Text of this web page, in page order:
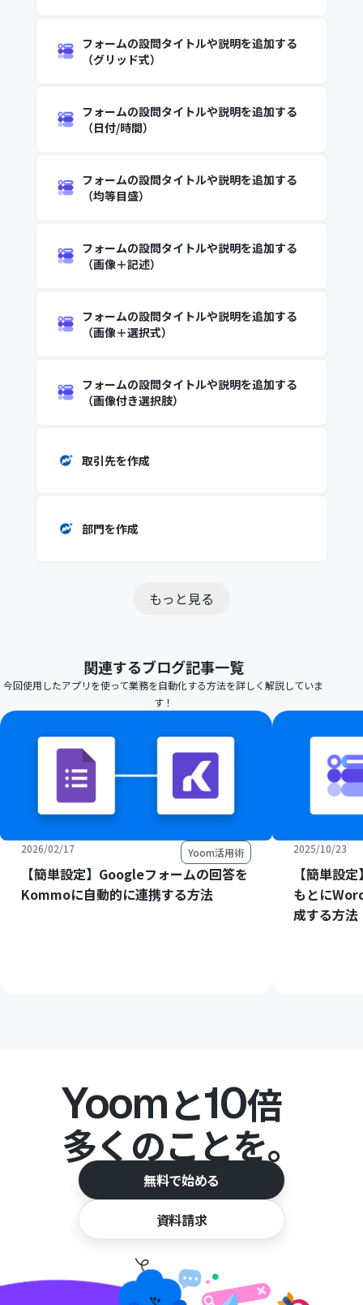
フォームの設問タイトルや説明を追加する
（グリッド式）
フォームの設問タイトルや説明を追加する
（日付/時間）
フォームの設問タイトルや説明を追加する
（均等目盛）
フォームの設問タイトルや説明を追加する
（画像＋記述）
フォームの設問タイトルや説明を追加する
（画像＋選択式）
フォームの設問タイトルや説明を追加する
（画像付き選択肢）
取引先を作成
部門を作成
もっと見る
関連するブログ記事一覧
今回使用したアプリを使って業務を自動化する方法を詳しく解説していま
す！
2026/02/17 Yoom活用術
【簡単設定】Googleフォームの回答を
Kommoに自動的に連携する方法
2025/10/23
【簡単設
もとに
成する方法
Yoomと10倍
多くのことを。
無料で始める
資料請求